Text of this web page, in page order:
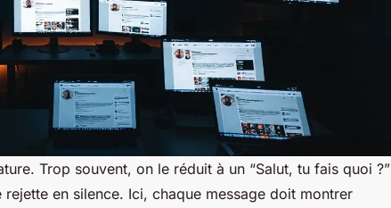
Trop souvent, on le réduit à un “Salut, tu fais quoi ?”
en silence. Ici, chaque message doit montrer